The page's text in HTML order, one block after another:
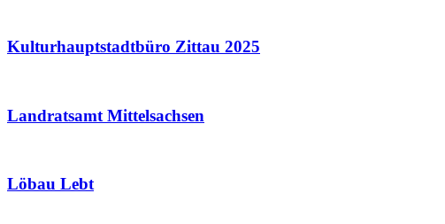
Kulturhauptstadtbüro Zittau 2025
Landratsamt Mittelsachsen
Löbau Lebt